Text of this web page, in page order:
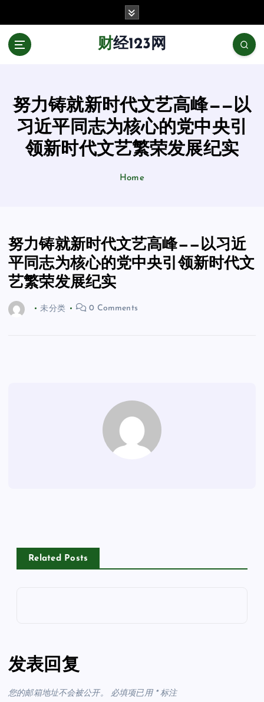
财经123网
努力铸就新时代文艺高峰——以
习近平同志为核心的党中央引
领新时代文艺繁荣发展纪实
Home
努力铸就新时代文艺高峰——以习近
平同志为核心的党中央引领新时代文
艺繁荣发展纪实
未分类 0 Comments
Related Posts
发表回复
您的邮箱地址不会被公开。 必填项已用 *标注